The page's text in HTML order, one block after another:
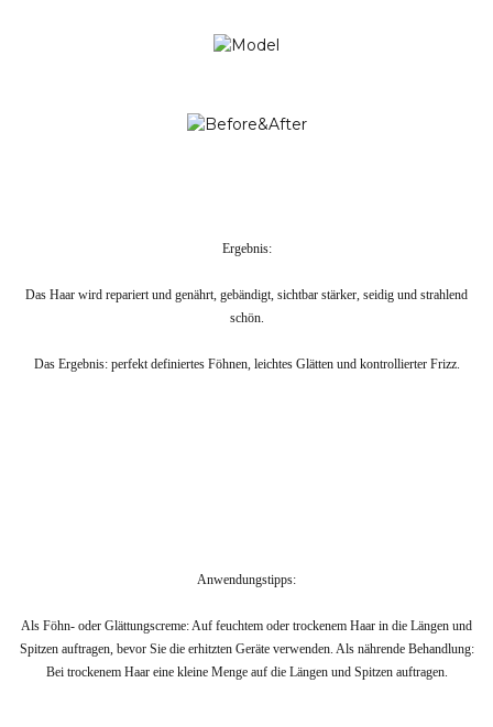
Ergebnis:
Das Haar wird repariert und genährt, gebändigt, sichtbar stärker, seidig und strahlend
schön.
Das Ergebnis: perfekt definiertes Föhnen, leichtes Glätten und kontrollierter Frizz.
Anwendungstipps:
Als Föhn- oder Glättungscreme: Auf feuchtem oder trockenem Haar in die Längen und
Spitzen auftragen, bevor Sie die erhitzten Geräte verwenden. Als nährende Behandlung:
Bei trockenem Haar eine kleine Menge auf die Längen und Spitzen auftragen.